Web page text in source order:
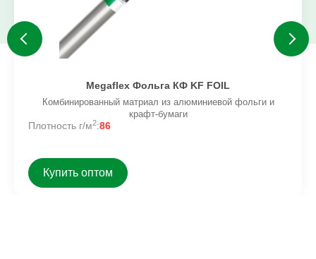
Megaflex Фольга КФ KF FOIL
Комбинированный матриал из алюминиевой фольги и
крафт-бумаги
Плотность г/м2:86
Купить оптом